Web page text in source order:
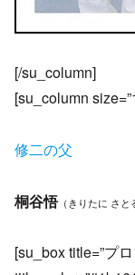
[/su_column]
[su_column
修二の父
桐谷悟（きりたに さと
[su_box title=”プ